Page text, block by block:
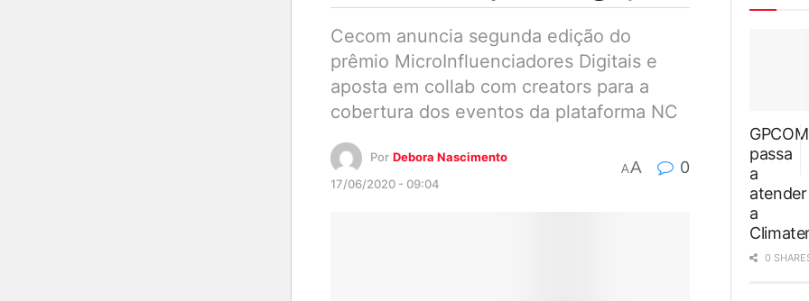
Cecom anuncia segunda edição do
prêmio MicroInfluenciadores Digitais e
aposta em collab com creators para a
cobertura dos eventos da plataforma NC
Por Debora Nascimento
17/06/2020 - 09:04
AA 0
GPCOM
passa
a
atender
a
0